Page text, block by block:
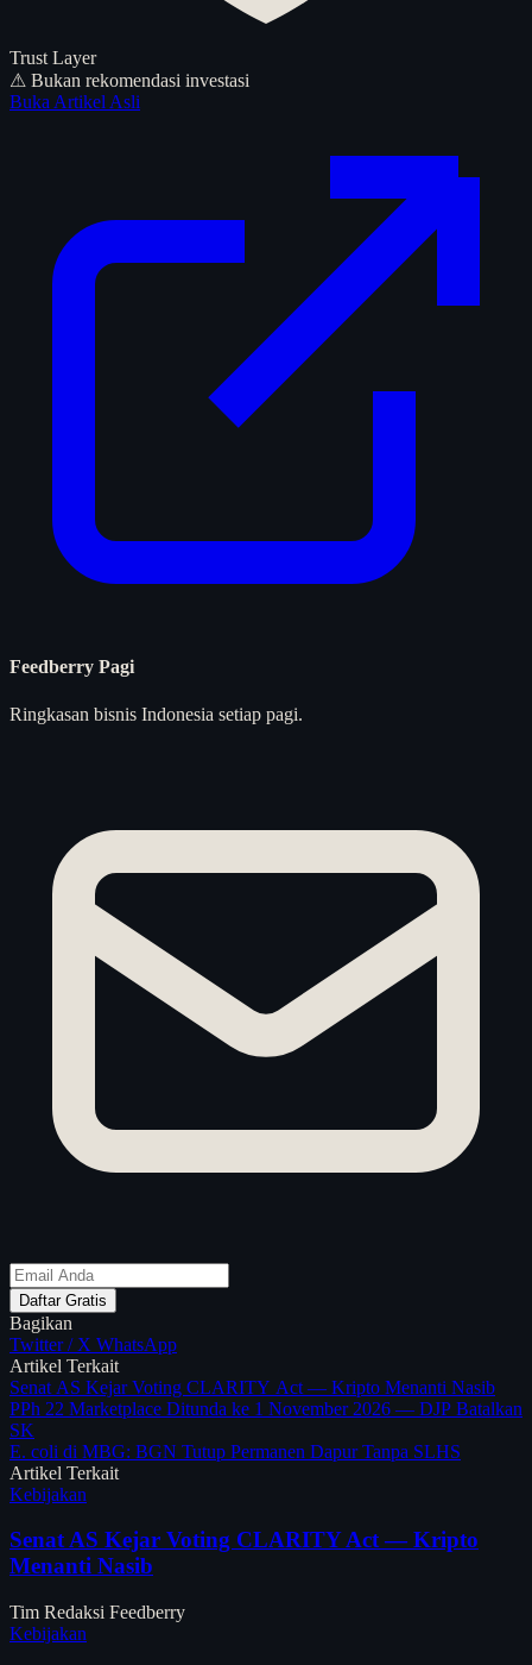
Trust Layer
⚠ Bukan rekomendasi investasi
Buka Artikel Asli
Feedberry Pagi
Ringkasan bisnis Indonesia setiap pagi.
Daftar Gratis
Bagikan
Twitter / X WhatsApp
Artikel Terkait
Senat AS Kejar Voting CLARITY Act — Kripto Menanti Nasib
PPh 22 Marketplace Ditunda ke 1 November 2026 — DJP Batalkan
SK
E. coli di MBG: BGN Tutup Permanen Dapur Tanpa SLHS
Artikel Terkait
Kebijakan
Senat AS Kejar Voting CLARITY Act — Kripto
Menanti Nasib
Tim Redaksi Feedberry
Kebijakan